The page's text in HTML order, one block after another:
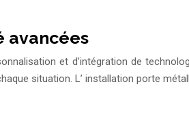
avancées
et d’intégration de
situation. L’ installation porte